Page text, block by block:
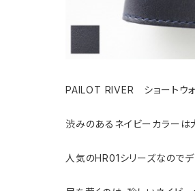
PAILOT RIVER ショートウ
渋みのあるネイビーカラー
人気のHR01シリーズなので